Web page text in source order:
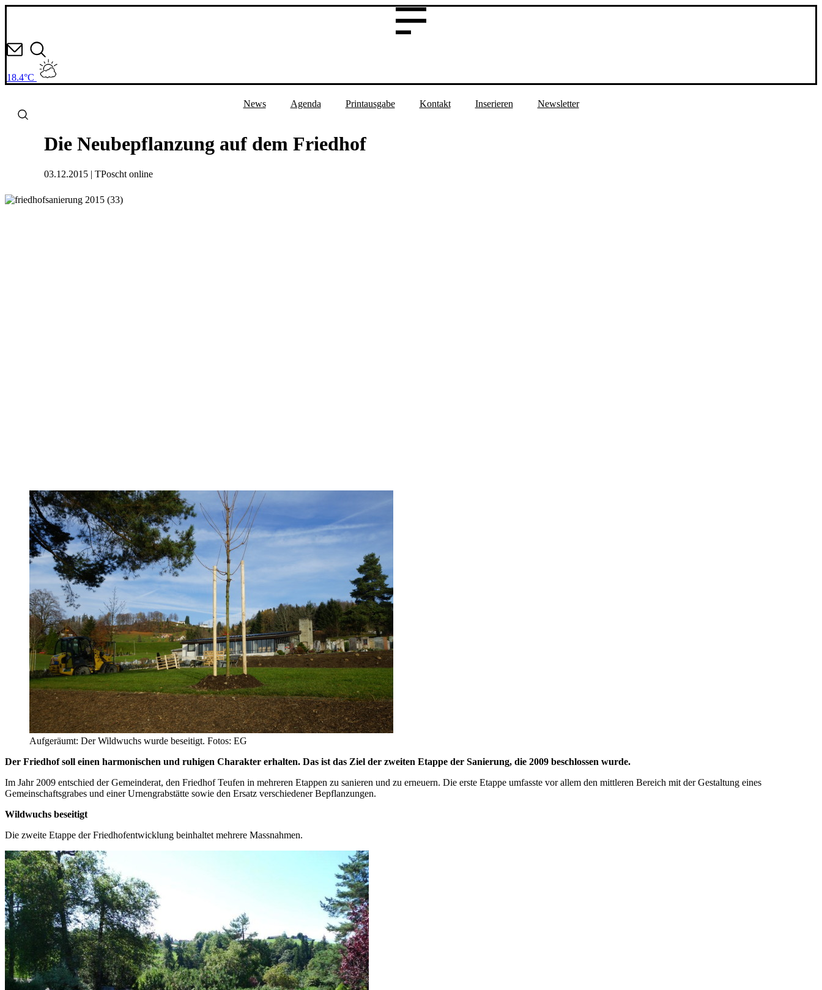
Zum
18.4°C
News Agenda Printausgabe Kontakt Inserieren Newsletter
Die Neubepflanzung auf dem Friedhof
03.12.2015 | TPoscht online
Aufgeräumt: Der Wildwuchs wurde beseitigt. Fotos: EG
Der Friedhof soll einen harmonischen und ruhigen Charakter erhalten. Das ist das Ziel der zweiten Etappe der Sanierung, die 2009 beschlossen wurde.
Im Jahr 2009 entschied der Gemeinderat, den Friedhof Teufen in mehreren Etappen zu sanieren und zu erneuern. Die erste Etappe umfasste vor allem den mittleren Bereich mit der Gestaltung eines
Gemeinschaftsgrabes und einer Urnengrabstätte sowie den Ersatz verschiedener Bepflanzungen.
Wildwuchs beseitigt
Die zweite Etappe der Friedhofentwicklung beinhaltet mehrere Massnahmen.